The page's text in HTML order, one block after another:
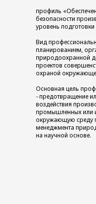
профиль
безопасности
уровень подготовки
Вид
планированием,
природоохранной
проектов
охраной
Основная цель
- предотвращение
воздействия
промышленных или
окружающую среду
менеджмента
на научной основе.